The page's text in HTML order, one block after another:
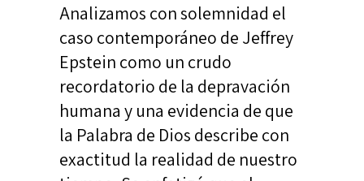
Analizamos con solemnidad el
caso contemporáneo de Jeffrey
Epstein como un crudo
recordatorio de la depravación
humana y una evidencia de que
la Palabra de Dios describe con
exactitud la realidad de nuestro